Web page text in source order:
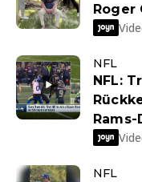
NFL
NFL:
NFL